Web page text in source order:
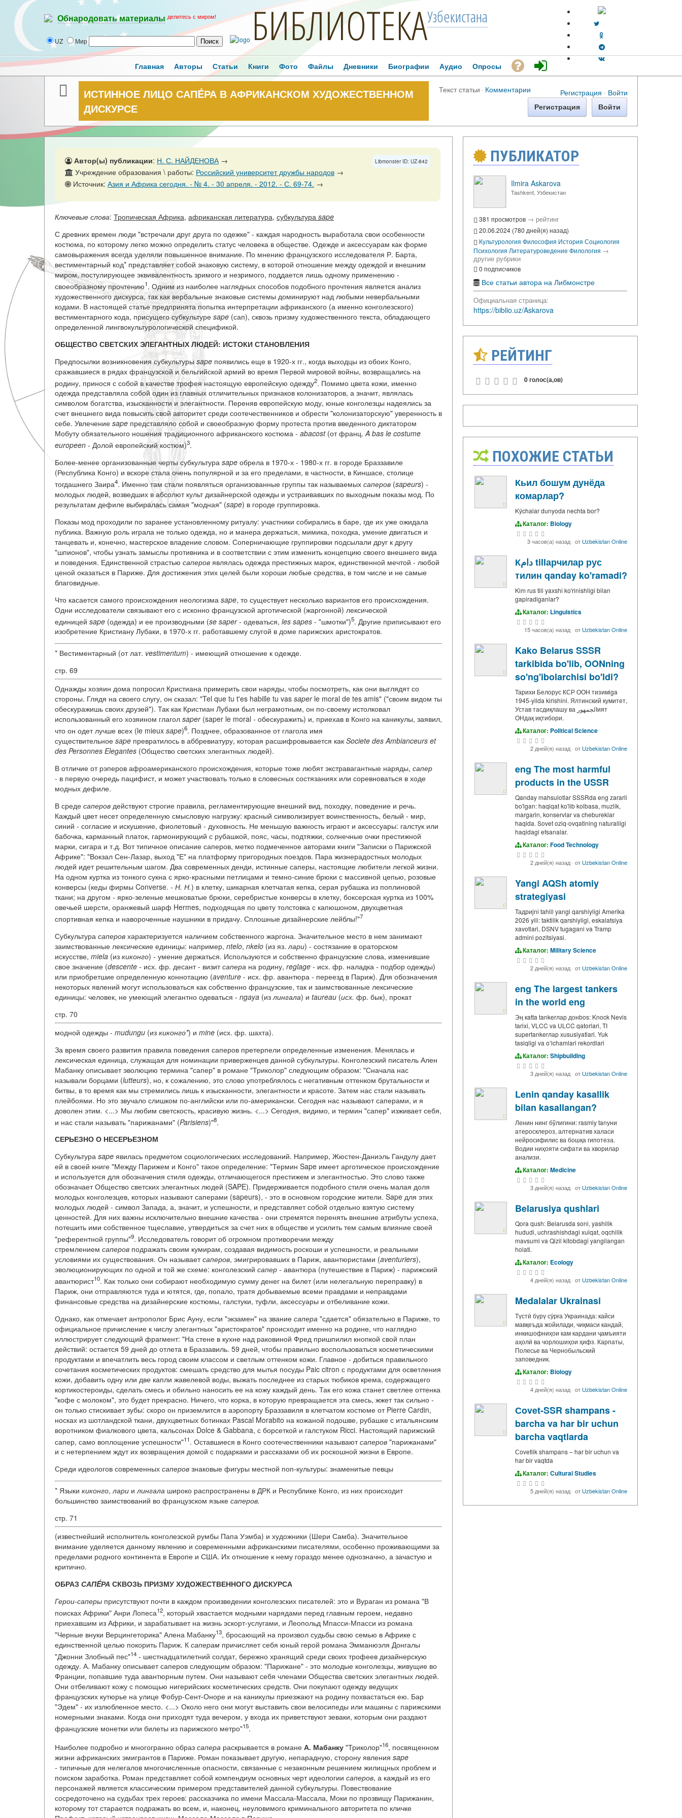
Обнародовать материалы делитесь с миром!
UZ Мир БИБЛИОТЕКАУзбекистана
Регистрация · Войти
Главная Авторы Статьи Книги Фото Файлы Дневники Биографии Аудио Опросы
ИСТИННОЕ ЛИЦО САПÉРА В АФРИКАНСКОМ ХУДОЖЕСТВЕННОМ
ДИСКУРСЕ
Текст статьи · Комментарии
Регистрация Войти
Libmonster ID: UZ-842
Автор(ы) публикации: Н. С. НАЙДЕНОВА→
Учреждение образования \ работы: Российский университет дружбы народов →
Источник: Азия и Африка сегодня. - № 4. - 30 апреля. - 2012. - С. 69-74. →
Ключевые слова: Тропическая Африка, африканская литература, субкультура sape
С древних времен люди "встречали друг друга по одежке" - каждая народность выработала свои особенности
костюма, по которому легко можно определить статус человека в обществе. Одежде и аксессуарам как форме
самовыражения всегда уделяли повышенное внимание. По мнению французского исследователя Р. Барта,
вестиментарный код* представляет собой знаковую систему, в которой отношение между одеждой и внешним
миром, постулирующее эквивалентность зримого и незримого, поддается лишь одному применению -
своеобразному прочтению1. Одним из наиболее наглядных способов подобного прочтения является анализ
художественного дискурса, так как вербальные знаковые системы доминируют над любыми невербальными
кодами. В настоящей статье предпринята попытка интерпретации африканского (а именно конголезского)
вестиментарного кода, присущего субкультуре sape (сап), сквозь призму художественного текста, обладающего
определенной лингвокультурологической спецификой.
ОБЩЕСТВО СВЕТСКИХ ЭЛЕГАНТНЫХ ЛЮДЕЙ: ИСТОКИ СТАНОВЛЕНИЯ
Предпосылки возникновения субкультуры sape появились еще в 1920-х гг., когда выходцы из обоих Конго,
сражавшиеся в рядах французской и бельгийской армий во время Первой мировой войны, возвращались на
родину, принося с собой в качестве трофея настоящую европейскую одежду2. Помимо цвета кожи, именно
одежда представляла собой один из главных отличительных признаков колонизаторов, а значит, являлась
символом богатства, изысканности и элегантности. Переняв европейскую моду, юные конголезцы надеялись за
счет внешнего вида повысить свой авторитет среди соотечественников и обрести "колонизаторскую" уверенность в
себе. Увлечение sape представляло собой и своеобразную форму протеста против введенного диктатором
Мобуту обязательного ношения традиционного африканского костюма - abacost(от франц.A bas le costume
europeen - Долой европейский костюм)3.
Более-менее организованные черты субкультура sape обрела в 1970-х - 1980-х гг. в городе Браззавиле
(Республика Конго) и вскоре стала очень популярной и за его пределами, в частности, в Киншасе, столице
тогдашнего Заира4. Именно там стали появляться организованные группы так называемых саперов (sapeurs) -
молодых людей, возведших в абсолют культ дизайнерской одежды и устраивавших по выходным показы мод. По
результатам дефиле выбиралась самая "модная" (sape) в городе группировка.
Показы мод проходили по заранее установленному ритуалу: участники собирались в баре, где их уже ожидала
публика. Важную роль играла не только одежда, но и манера держаться, мимика, походка, умение двигаться и
танцевать и, конечно, мастерское владение словом. Соперничающие группировки подсылали друг к другу
"шпионов", чтобы узнать замыслы противника и в соответствии с этим изменить концепцию своего внешнего вида
и поведения. Единственной страстью саперов являлась одежда престижных марок, единственной мечтой - любой
ценой оказаться в Париже. Для достижения этих целей были хороши любые средства, в том числе и не самые
благовидные.
Что касается самого происхождения неологизма sape, то существует несколько вариантов его происхождения.
Одни исследователи связывают его с исконно французской арготической (жаргонной) лексической
единицей sape (одежда) и ее производными (se saper - одеваться, les sapes - "шмотки")5. Другие приписывают его
изобретение Кристиану Лубаки, в 1970-х гг. работавшему слугой в доме парижских аристократов.
* Вестиментарный (от лат. vestimentum) - имеющий отношение к одежде.
стр. 69
Однажды хозяин дома попросил Кристиана примерить свои наряды, чтобы посмотреть, как они выглядят со
стороны. Глядя на своего слугу, он сказал: "Tel que tu t'es habille tu vas saperle moral de tes amis" ("своим видом ты
обескуражишь своих друзей"). Так как Кристиан Лубаки был неграмотным, он по-своему истолковал
использованный его хозяином глагол saper(saper le moral - обескуражить) и, приехав в Конго на каникулы, заявил,
что он одет лучше всех (le mieux sape)6. Позднее, образованное от глагола имя
существительное sape превратилось в аббревиатуру, которая расшифровывается как Societe des Ambianceurs et
des Personnes Elegantes (Общество светских элегантных людей).
В отличие от рэперов афроамериканского происхождения, которые тоже любят экстравагантные наряды, сапер
- в первую очередь пацифист, и может участвовать только в словесных состязаниях или соревноваться в ходе
модных дефиле.
В среде саперов действуют строгие правила, регламентирующие внешний вид, походку, поведение и речь.
Каждый цвет несет определенную смысловую нагрузку: красный символизирует воинственность, белый - мир,
синий - согласие и искушение, фиолетовый - духовность. Не меньшую важность играют и аксессуары: галстук или
бабочка, карманный платок, гармонирующий с рубашкой, пояс, часы, подтяжки, солнечные очки престижной
марки, сигара и т.д. Вот типичное описание саперов, метко подмеченное авторами книги "Записки о Парижской
Африке": "Вокзал Сен-Лазар, выход "Е" на платформу пригородных поездов. Пара жизнерадостных молодых
людей идет решительным шагом. Два современных денди, истинные саперы, настоящие любители легкой жизни.
На одном куртка из тонкого сукна с ярко-красными петлицами и темно-синие брюки с массивной цепью, розовые
конверсы (кеды фирмы Converse. - Н. Н.) в клетку, шикарная клетчатая кепка, серая рубашка из поплиновой
ткани; на другом - ярко-зеленые мешковатые брюки, серебристые конверсы в клетку, боксерская куртка из 100%
овечьей шерсти, оранжевый шарф Hermes, подходящая по цвету толстовка с капюшоном, двухцветная
спортивная кепка и навороченные наушники в придачу. Сплошные дизайнерские лейблы!"7
Субкультура саперов характеризуется наличием собственного жаргона. Значительное место в нем занимают
заимствованные лексические единицы: например, ntelo, nkelo (из яз. лари) - состязание в ораторском
искусстве, miela (из киконго) - умение держаться. Используются и собственно французские слова, изменившие
свое значение (descente - исх. фр. десант - визитсапера на родину, reglage - исх. фр. наладка - подбор одежды)
или приобретшие определенную коннотацию (aventure - исх. фр. авантюра - переезд в Париж). Для обозначения
некоторых явлений могут использоваться как собственно французские, так и заимствованные лексические
единицы: человек, не умеющий элегантно одеваться - ngaya (из лингала) и taureau (исх. фр. бык), прокат
стр. 70
модной одежды - mudungu (из киконго*) и mine (исх. фр. шахта).
За время своего развития правила поведения саперов претерпели определенные изменения. Менялась и
лексическая единица, служащая для номинации приверженцев данной субкультуры. Конголезский писатель Ален
Мабанку описывает эволюцию термина "сапер" в романе "Триколор" следующим образом: "Сначала нас
называли борцами (lutteurs), но, к сожалению, это слово употреблялось с негативным оттенком брутальности и
битвы, в то время как мы стремились лишь к изысканности, элегантности и красоте. Затем нас стали называть
плейбоями. Но это звучало слишком по-английски или по-американски. Сегодня нас называют саперами, и я
доволен этим. <...> Мы любим светскость, красивую жизнь. <...> Сегодня, видимо, и термин "сапер" изживает себя,
и нас стали называть "парижанами" (Parisiens)"8.
СЕРЬЕЗНО О НЕСЕРЬЕЗНОМ
Субкультура sape явилась предметом социологических исследований. Например, Жюстен-Даниэль Гандулу дает
ей в своей книге "Между Парижем и Конго" такое определение: "Термин Sape имеет арготическое происхождение
и используется для обозначения стиля одежды, отличающегося престижем и элегантностью. Это слово также
обозначает Общество светских элегантных людей (SAPE). Придерживается подобного стиля очень малая доля
молодых конголезцев, которых называют саперами (sapeurs), - это в основном городские жители. Sape для этих
молодых людей - символ Запада, а, значит, и успешности, и представляет собой отдельно взятую систему
ценностей. Для них важны исключительно внешние качества - они стремятся перенять внешние атрибуты успеха,
потешить ими собственное тщеславие, утвердиться за счет них в обществе и усилить тем самым влияние своей
"референтной группы"9. Исследователь говорит об огромном противоречии между
стремлением саперов подражать своим кумирам, создавая видимость роскоши и успешности, и реальными
условиями их существования. Он называетсаперов, эмигрировавших в Париж, авантюристами (aventuriers),
эволюционирующих по одной и той же схеме: конголезский сапер - авантюра (путешествие в Париж) - парижский
авантюрист10. Как только они собирают необходимую сумму денег на билет (или нелегальную переправку) в
Париж, они отправляются туда и ютятся, где, попало, тратя добываемые всеми правдами и неправдами
финансовые средства на дизайнерские костюмы, галстуки, туфли, аксессуары и отбеливание кожи.
Однако, как отмечает антрополог Брис Ауну, если "экзамен" на звание сапера "сдается" обязательно в Париже, то
официальное причисление к числу элегантных "аристократов" происходит именно на родине, что наглядно
иллюстрирует следующий фрагмент: "На стене в кухне над раковиной Фред пришпилил кнопкой свой план
действий: остается 59 дней до отлета в Браззавиль. 59 дней, чтобы правильно воспользоваться косметическими
продуктами и впечатлить весь город своим классом и светлым оттенком кожи. Главное - добиться правильного
сочетания косметических продуктов: смешать средство для мытья посуды Paic citron с продуктами для осветления
кожи, добавить одну или две капли жавелевой воды, выжать последнее из старых тюбиков крема, содержащего
кортикостероиды, сделать смесь и обильно наносить ее на кожу каждый день. Так его кожа станет светлее оттенка
"кофе с молоком", это будет прекрасно. Ничего, что корка, в которую превращается эта смесь, жжет так сильно -
он только стискивает зубы: скоро он приземлится в аэропорту Браззавиля в клетчатом костюме от Pierre Cardin,
носках из шотландской ткани, двухцветных ботинках Pascal Morabito на кожаной подошве, рубашке с итальянским
воротником фиалкового цвета, кальсонах Dolce & Gabbana, с борсеткой и галстуком Ricci. Настоящий парижский
сапер, само воплощение успешности"11. Оставшиеся в Конго соотечественники называютсаперов "парижанами"
и с нетерпением ждут их возвращения домой с подарками и рассказами об их роскошной жизни в Европе.
Среди идеологов современных саперов знаковые фигуры местной поп-культуры: знаменитые певцы
* Языки киконго,лари илингала широко распространены в ДРК и Республике Конго, из них происходит
большинство заимствований во французском языке саперов.
стр. 71
(известнейший исполнитель конголезской румбы Папа Уэмба) и художники (Шери Самба). Значительное
внимание уделяется данному явлению и современными африканскими писателями, особенно проживающими за
пределами родного континента в Европе и США. Их отношение к нему гораздо менее однозначно, а зачастую и
критично.
ОБРАЗ САПÉРА СКВОЗЬ ПРИЗМУ ХУДОЖЕСТВЕННОГО ДИСКУРСА
Герои-саперы присутствуют почти в каждом произведении конголезских писателей: это и Вураган из романа "В
поисках Африки" Анри Лопеса12, который хвастается модными нарядами перед главным героем, недавно
приехавшим из Африки, и зарабатывает на жизнь эскорт-услугами, и Леопольд Мпасси-Мпасси из романа
"Черные внуки Верцингеторика" Алена Мабанку13, бросающий на произвол судьбы свою семью в Африке с
единственной целью покорить Париж. К саперам причисляет себя юный герой романа Эмманюэля Донгалы
"Джонни Злобный пес"14 - шестнадцатилетний солдат, бережно хранящий среди своих трофеев дизайнерскую
одежду. А. Мабанку описывает саперов следующим образом: "Парижане" - это молодые конголезцы, живущие во
Франции, попавшие туда авантюрным путем. Они называют себя членами Общества светских элегантных людей.
Они отбеливают кожу с помощью нигерийских косметических средств. Они покупают одежду ведущих
французских кутюрье на улице Фобур-Сент-Оноре и на каникулы приезжают на родину похвастаться ею. Бар
"Эдем" - их излюбленное место. <...> Около него они могут выставить свои велосипеды или машины с парижскими
номерными знаками. Когда они приходят туда вечером, у входа их приветствуют зеваки, которым они раздают
французские монетки или билеты из парижского метро"15.
Наиболее подробно и многогранно образ сапера раскрывается в романе А. Мабанку "Триколор"16, посвященном
жизни африканских эмигрантов в Париже. Роман показывает другую, непарадную, сторону явления sape
- типичные для нелегалов многочисленные опасности, связанные с незаконным решением жилищных проблем и
поиском заработка. Роман представляет собой компендиум основных черт идеологии саперов, а каждый из его
персонажей является классическим примером представителей данной субкультуры. Повествование
сосредоточено на судьбах трех героев: рассказчика по имени Массала-Массала, Моки по прозвищу Парижанин,
которому тот старается подражать во всем, и, наконец, неуловимого криминального авторитета по кличке
ПУБЛИКАТОР
Ilmira Askarova
Tashkent, Узбекистан
381 просмотров → рейтинг
20.06.2024 (780 дней(я) назад)
Культурология Философия История Социология
Психология Литературоведение Филология →
другие рубрики
0 подписчиков
Все статьи автора на Либмонстре
Официальная страница:
https://biblio.uz/Askarova
РЕЙТИНГ
0 голос(а,ов)
ПОХОЖИЕ СТАТЬИ
Кьил бошум дунёда
комарлар?
Kӯchalar dunyoda nechta bor?
Каталог: Biology
3 часов(а) назад· от Uzbekistan Online
Кدام tillарчилар рус
тилин qanday ko'ramadi?
Kim rus tili yaxshi ko'rinishligi bilan
gapiradiganlar?
Каталог: Linguistics
15 часов(а) назад· от Uzbekistan Online
Kako Belarus SSSR
tarkibida bo'lib, OONning
so'ng'ibolarchisi bo'ldi?
Тарихи Белорус КСР ООН тизимiga
1945-yilda kirishini. Ялтинский кумитет,
Устав тасдиқлашу ва الجمهورият
ОНдақ иқтибори.
Каталог: Political Science
2 дней(я) назад· от Uzbekistan Online
eng The most harmful
products in the USSR
Qanday mahsulotlar SSSRda eng zararli
bo'lgan: haqiqat ko'lib kolbasa, muzlik,
margarin, konservlar va chebureklar
haqida. Sovet oziq-ovqatining naturalligi
haqidagi efsanalar.
Каталог: Food Technology
2 дней(я) назад· от Uzbekistan Online
Yangi AQSh atomiy
strategiyasi
Тадриjni tahlil yangi qarshiyligi Amerika
2026 yili: taktilik qarshiyligi, eskalatsiya
xavotlari, DSNV tugagani va Tramp
admini pozitsiyasi.
Каталог: Military Science
2 дней(я) назад· от Uzbekistan Online
eng The largest tankers
in the world eng
Эң кatta tankerлар донbos: Knock Nevis
tarixi, VLCC va ULCC qatorlari, TI
supertankerлар xususiyatlari. Yuk
tasiqligi va oʻlchamlari rekordlari
Каталог: Shipbuilding
3 дней(я) назад· от Uzbekistan Online
Lenin qanday kasallik
bilan kasallangan?
Ленин нинг бўлигини: rasmiy tanуни
атеросклероз, алтернатив халаси
нейросифилис ва бошқа гипотеза.
Водии ниҳояти сифати ва хворилар
анализи.
Каталог: Medicine
3 дней(я) назад· от Uzbekistan Online
Belarusiya qushlari
Qora qush: Belarusda soni, yashilik
hududi, uchrashishdagi xulqat, oqchilik
mavsumi va Qizil kitobdagi yangilangan
holati.
Каталог: Ecology
4 дней(я) назад· от Uzbekistan Online
Medalalar Ukrainasi
Түстӣ бүрү сӯрға Украинада: кайси
мавқеъда жойилади, чиқмаси кандай,
инкишофниҳои кам кардани ҷамъияти
аҳолӣ ва чорлошиҳои ҳифз. Карпаты,
Полесье ва Чернобыльский
заповедник.
Каталог: Biology
4 дней(я) назад· от Uzbekistan Online
Сovet-SSR shampans -
barcha va har bir uchun
barcha vaqtlarda
Сovetlik shampans – har bir uchun va
har bir vaqtda
Каталог: Cultural Studies
5 дней(я) назад· от Uzbekistan Online